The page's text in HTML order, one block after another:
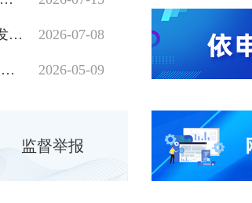
济南市园林和林业绿化局 济南市人力资源和社会保障局 济南市总工会关于印发《2026年“技耀泉城”海右技能人才大赛园林行业（菊花小景设计与营造）职业技能竞赛活动方案》的通知 2026-07-08
关于公开征求《济南市永久性绿地名录（第一批）（征求意见稿）》意见建议的公告 2026-05-09
监督举报